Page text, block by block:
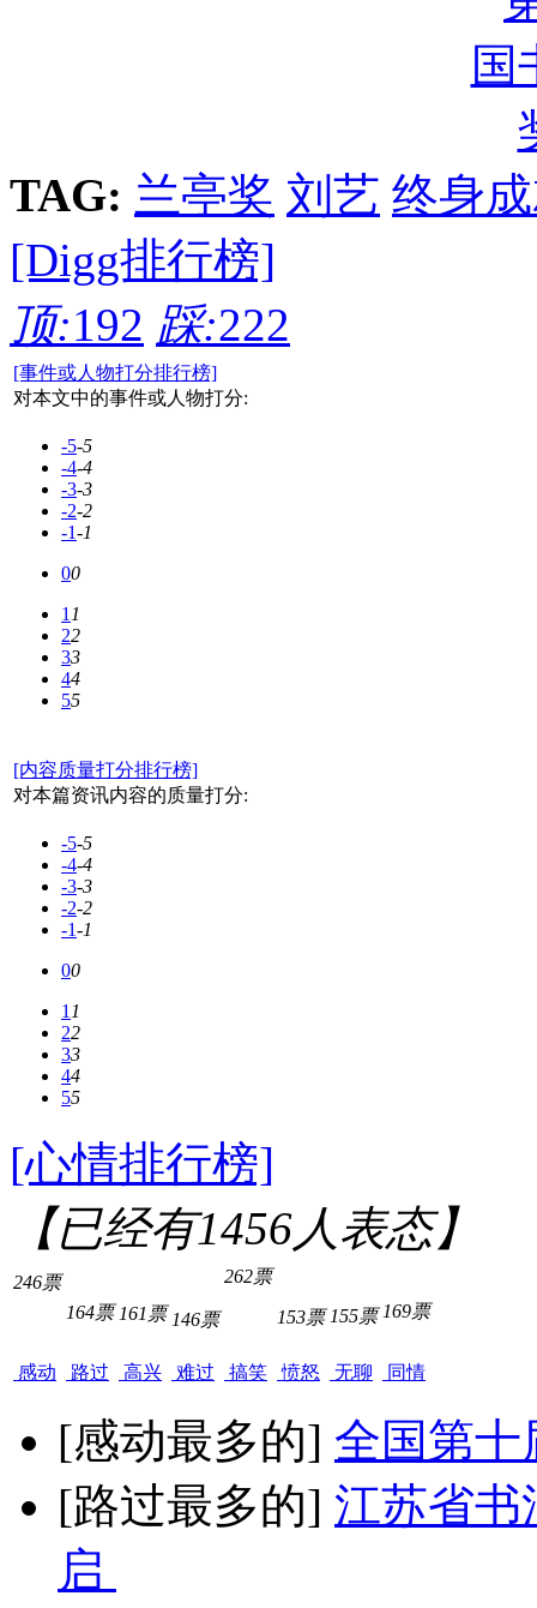
TAG: 兰亭奖 刘艺 终身
[Digg排行榜]
顶:192 踩:222
[事件或人物打分排行榜]
对本文中的事件或人物打分:
-5-5
-4-4
-3-3
-2-2
-1-1
00
11
22
33
44
55
[内容质量打分排行榜]
对本篇资讯内容的质量打分:
-5-5
-4-4
-3-3
-2-2
-1-1
00
11
22
33
44
55
[心情排行榜]
【已经有1456人表态】
246票
感动
164票
路过
161票
高兴
146票
难过
262票
搞笑
153票
愤怒
155票
无聊
169票
同情
[感动最多的] 全国第十
[路过最多的] 江苏省书
启